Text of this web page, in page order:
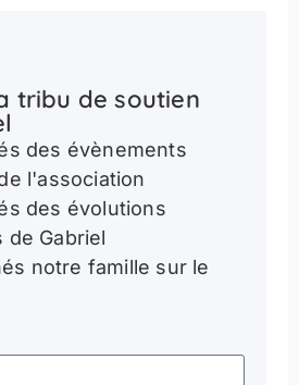
tribu de soutien
des évènements
l'association
des évolutions
de Gabriel
notre famille sur le